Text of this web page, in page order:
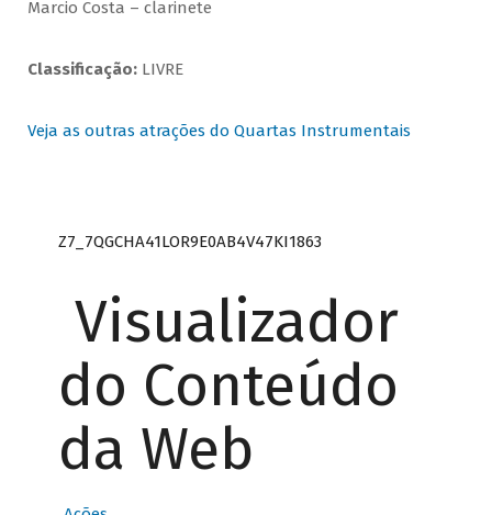
Marcio Costa – clarinete
Classificação:LIVRE
Veja as outras atrações do Quartas Instrumentais
Z7_7QGCHA41LOR9E0AB4V47KI1863
Visualizador
do Conteúdo
da Web